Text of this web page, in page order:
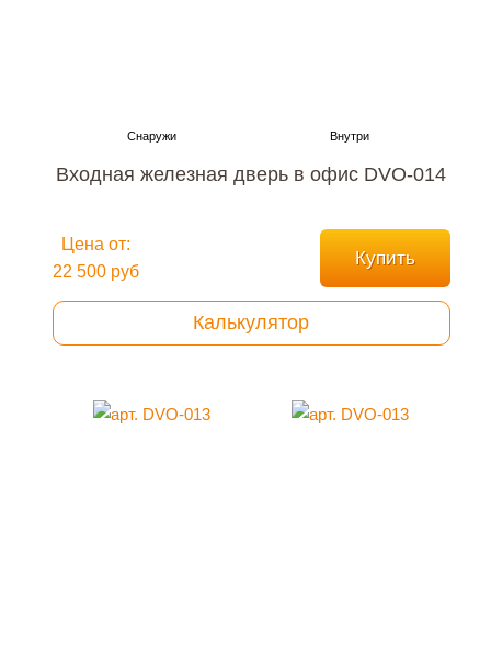
Входная железная дверь в офис DVO-014
Цена от:
22 500 руб
Купить
Калькулятор